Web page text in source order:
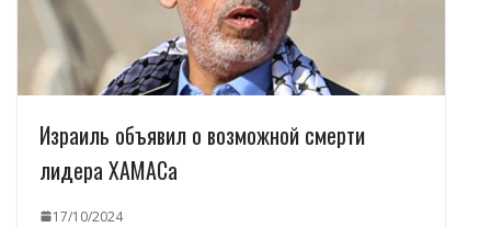
Израиль объявил о возможной смерти
лидера ХАМАСа
17/10/2024